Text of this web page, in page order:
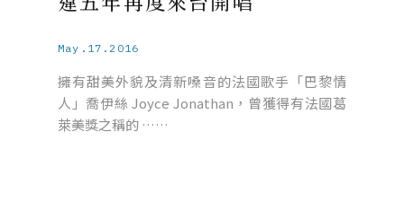
May.17.2016
擁有甜美外貌及清新嗓音的法國歌手「巴黎情
人」喬伊絲 Joyce Jonathan，曾獲得有法國葛
萊美獎之稱的 ……